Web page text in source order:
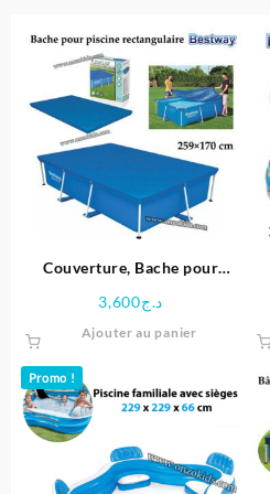
Couverture, Bache pour
259×170 cm – Bestway
د.ج3,600
Ajouter au panier
Promo !